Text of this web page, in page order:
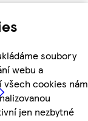
soubory
webu a
cookies nám
jen nezbytné